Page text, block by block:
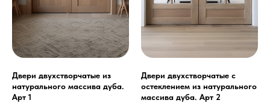
Двери двухстворчатые из
натурального массива дуба.
Арт 1
Двери двухстворчатые с
остеклением из натурального
массива дуба. Арт 2